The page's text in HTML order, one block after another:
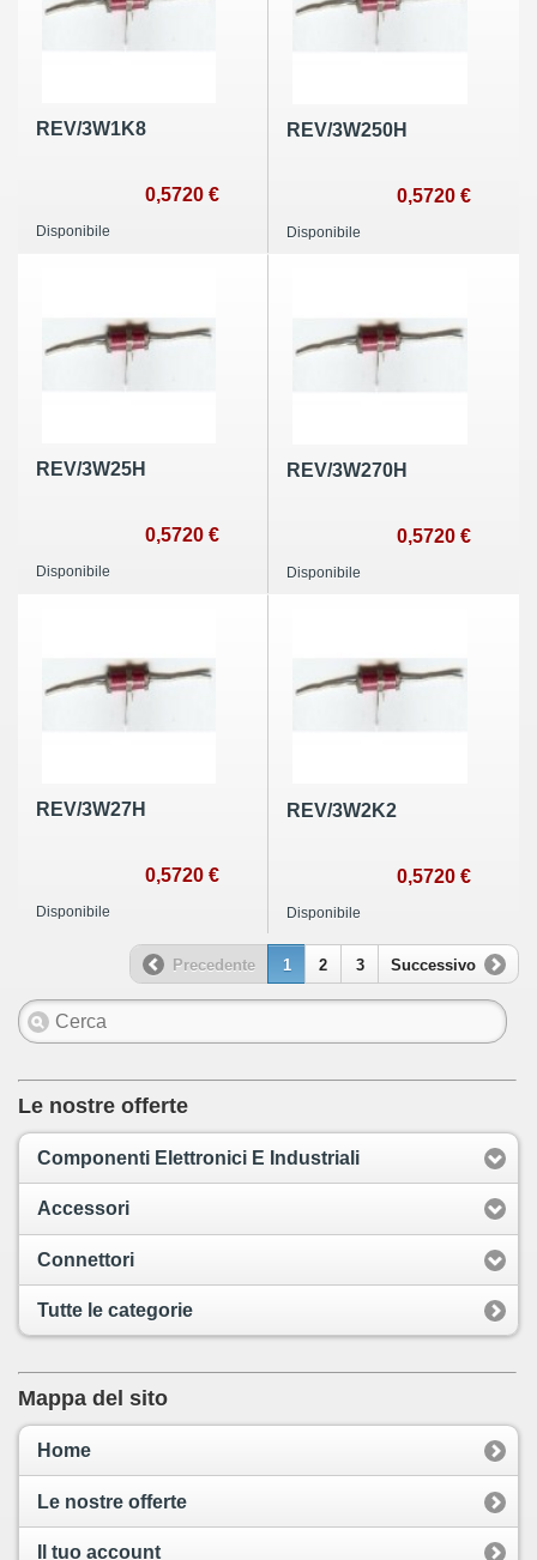
REV/3W1K8
0,5720 €
Disponibile
REV/3W250H
0,5720 €
Disponibile
REV/3W25H
0,5720 €
Disponibile
REV/3W270H
0,5720 €
Disponibile
REV/3W27H
0,5720 €
Disponibile
REV/3W2K2
0,5720 €
Disponibile
Precedente 1 2 3 Successivo
Le nostre offerte
Componenti Elettronici E Industriali
Accessori
Connettori
Tutte le categorie
Mappa del sito
Home
Le nostre offerte
Il tuo account